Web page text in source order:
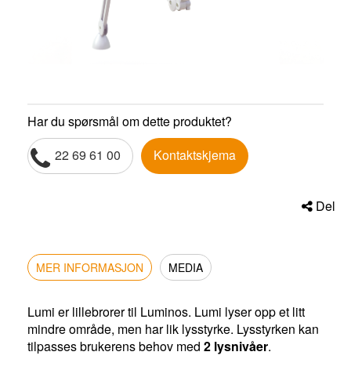
Har du spørsmål om dette produktet?
22 69 61 00
Kontaktskjema
Del
MER INFORMASJON MEDIA
Lumi er lillebrorer til Luminos. Lumi lyser opp et litt
mindre område, men har lik lysstyrke. Lysstyrken kan
tilpasses brukerens behov med 2 lysnivåer.